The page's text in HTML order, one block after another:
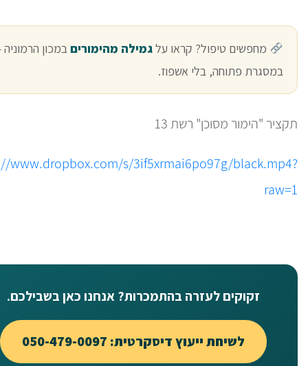
מחפשים טיפול? קראו עלגמילה מהימוריםבמכון
במסגרת פתוחה, בלי אשפוז.
תקציר "הימור מסוכן" רשת 13
www.dropbox.com/s/3if5xrmai6po97g/black.mp4?
raw=1
זקוקים לעזרה בהתמכרות? אנחנו כאן בשבילכם.
לשיחת ייעוץ דיסקרטית: 050-479-0097